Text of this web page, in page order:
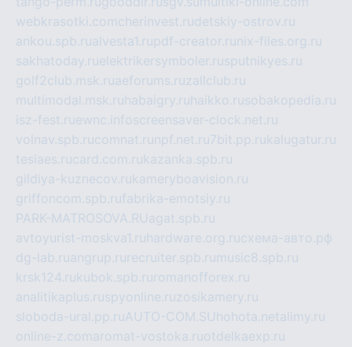
webkrasotki.comcherinvest.rudetskiy-ostrov.ru
ankou.spb.rualvesta1.rupdf-creator.ru nix-files.org.ru
sakhatoday.ruelektrikersymboler.rusputnikyes.ru
golf2club.msk.ruaeforums.ruzallclub.ru
multimodal.msk.ru habaigry.ru haikko.rusobakopedia.ru
isz-fest.ruewnc.infoscreensaver-clock.net.ru
volnav.spb.rucomnat.ru npf.net.ru7bit.pp.rukalugatur.ru
tesiaes.rucard.com.rukazanka.spb.ru
gildiya-kuznecov.rukameryboavision.ru
griffoncom.spb.rufabrika-emotsiy.ru
PARK-MATROSOVA.RUagat.spb.ru
avtoyurist-moskva1.ru hardware.org.ruсхема-авто.рф
dg-lab.ruangrup.ru recruiter.spb.ru music8.spb.ru
krsk124.rukubok.spb.ru romanofforex.ru
analitikaplus.ruspyonline.ruzosikamery.ru
sloboda-ural.pp.ruAUTO-COM.SU hohota.netalimy.ru
online-z.comaromat-vostoka.ruotdelkaexp.ru